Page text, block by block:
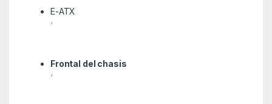
E-ATX
‘
Frontal del chasis
‘